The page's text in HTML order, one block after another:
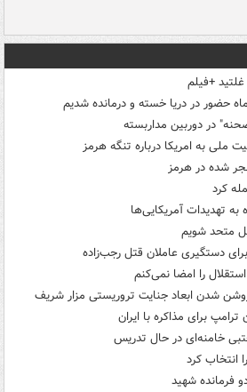
+فیلم
ملی به امریکا درباره تنگه هرمز
شده در هرمز
کرد
تهدیدات آمریکایی‌ها
متحد شویم
دستگیری عاملان قتل رجب‌زاده
را امضا نمی‌کنم
روشن شدن ابعاد جنایت تروریستی مزار شریف
برای مذاکره با ایران
خامنه‌ای در حال تدریس
انتخاب کرد
فرمانده شهید